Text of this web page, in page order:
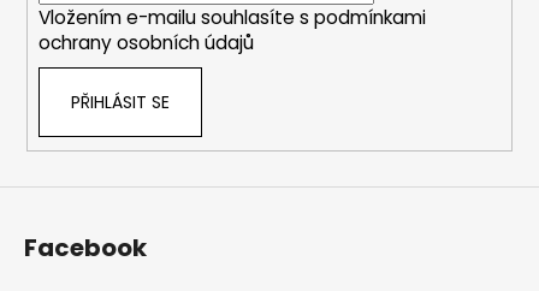
Vložením e-mailu souhlasíte s podmínkami
ochrany osobních údajů
PŘIHLÁSIT SE
Facebook